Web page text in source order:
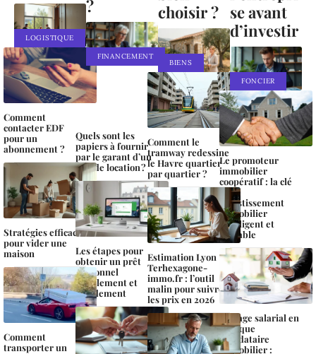
LOGISTIQUE
Comment
contacter EDF
pour un
abonnement ?
Stratégies efficaces
pour vider une
maison
Comment
transporter un
?
FINANCEMENT
Quels sont les
papiers à fournir
par le garant d’un
bail de location ?
Les étapes pour
obtenir un prêt
personnel
simplement et
rapidement
choisir ?
BIENS
Comment le
tramway redessine
le Havre quartier
par quartier ?
Estimation Lyon
Terhexagone-
immo.fr : l’outil
malin pour suivre
les prix en 2026
se avant
d’investir
FONCIER
Le promoteur
immobilier
coopératif : la clé
d’un
investissement
immobilier
intelligent et
rentable
Portage salarial en
tant que
mandataire
immobilier :